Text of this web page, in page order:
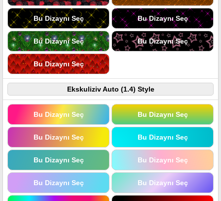
Bu Dizaynı Seç Bu Dizaynı Seç
Bu Dizaynı Seç Bu Dizaynı Seç
Bu Dizaynı Seç
Ekskuliziv Auto (1.4) Style
Bu Dizaynı Seç Bu Dizaynı Seç
Bu Dizaynı Seç Bu Dizaynı Seç
Bu Dizaynı Seç Bu Dizaynı Seç
Bu Dizaynı Seç Bu Dizaynı Seç